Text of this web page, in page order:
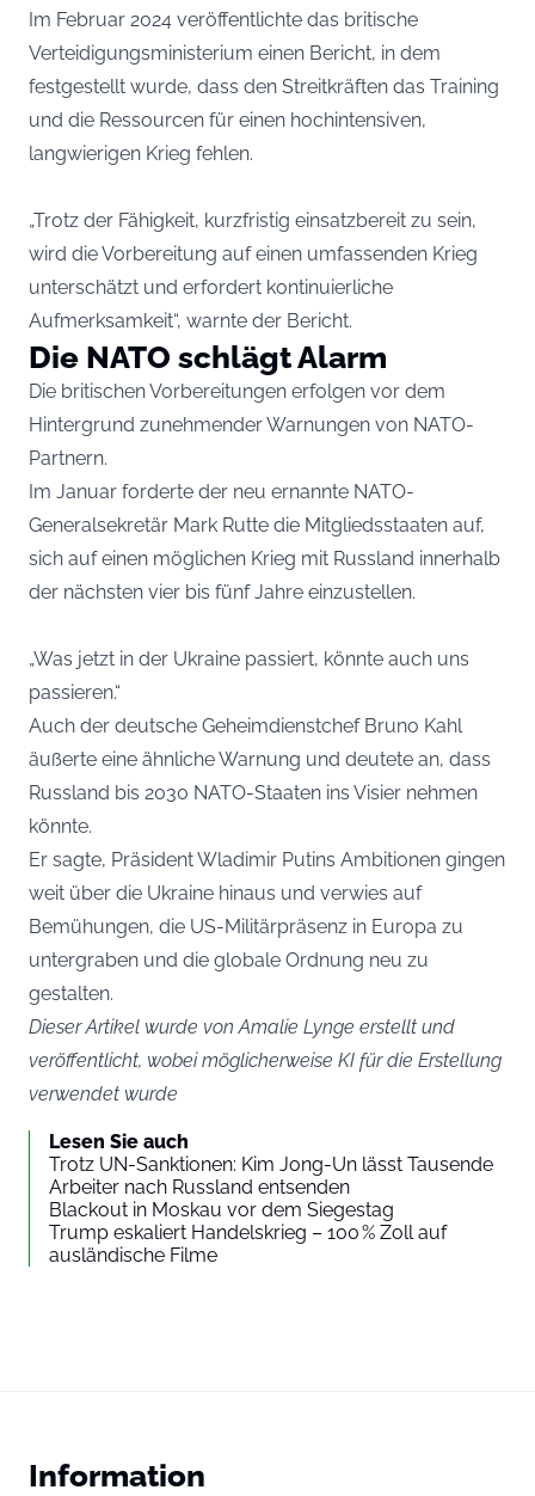
Im Februar 2024 veröffentlichte das britische
Verteidigungsministerium einen Bericht, in dem
festgestellt wurde, dass den Streitkräften das Training
und die Ressourcen für einen hochintensiven,
langwierigen Krieg fehlen.
„Trotz der Fähigkeit, kurzfristig einsatzbereit zu sein,
wird die Vorbereitung auf einen umfassenden Krieg
unterschätzt und erfordert kontinuierliche
Aufmerksamkeit“, warnte der Bericht.
Die NATO schlägt Alarm
Die britischen Vorbereitungen erfolgen vor dem
Hintergrund zunehmender Warnungen von NATO-
Partnern.
Im Januar forderte der neu ernannte NATO-
Generalsekretär Mark Rutte die Mitgliedsstaaten auf,
sich auf einen möglichen Krieg mit Russland innerhalb
der nächsten vier bis fünf Jahre einzustellen.
„Was jetzt in der Ukraine passiert, könnte auch uns
passieren.“
Auch der deutsche Geheimdienstchef Bruno Kahl
äußerte eine ähnliche Warnung und deutete an, dass
Russland bis 2030 NATO-Staaten ins Visier nehmen
könnte.
Er sagte, Präsident Wladimir Putins Ambitionen gingen
weit über die Ukraine hinaus und verwies auf
Bemühungen, die US-Militärpräsenz in Europa zu
untergraben und die globale Ordnung neu zu
gestalten.
Dieser Artikel wurde von Amalie Lynge erstellt und
veröffentlicht, wobei möglicherweise KI für die Erstellung
verwendet wurde
Lesen Sie auch
Trotz UN-Sanktionen: Kim Jong-Un lässt Tausende
Arbeiter nach Russland entsenden
Blackout in Moskau vor dem Siegestag
Trump eskaliert Handelskrieg – 100 % Zoll auf
ausländische Filme
Information